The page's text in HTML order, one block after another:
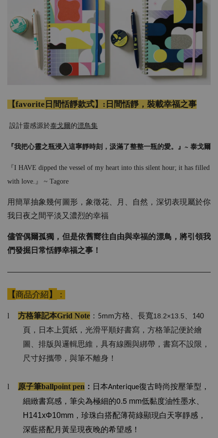
【favorite日間恬靜款式】:日間恬靜，裝載幸福之事
設計靈感源於泰戈爾的漂鳥集
『我把心靈之瓶浸入這寧靜時刻，汲滿了整整一瓶的愛。』 ~ 泰戈爾
『I HAVE dipped the vessel of my heart into this silent hour; it has filled
with love.』 ~ Tagore
用簡單抽象幾何圖形，象徵花、月、自然，深切表現屬於你
我日夜之間平淡又濃烈的幸福
儘管偶爾孤獨，但是依舊嚮往自由與幸福的漂鳥，將引領我
們發掘日常恬靜幸福之事！
【商品介紹】 ：
l 方格筆記本Grid Note ： 5mm方格、長寬18.2×13.5 140
頁，日本上質紙，光滑平順好書寫，方格筆記便於繪
圖、排版與邏輯思維，具有線圈與綁帶，書寫不設限，
尺寸好攜帶，與筆不離身！
l 原子筆ballpoint pen ： 日本Anterique復古時尚按壓筆型，
細緻書寫感， 筆尖為極細的0.5 mm低黏度油性墨水、
H141xΦ10mm ，珍珠白搭配薄荷綠顯現白天寧靜感，
深藍搭配月黃呈現夜晚的希望感！